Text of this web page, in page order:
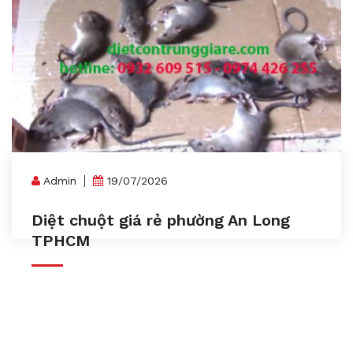
Admin 19/07/2026
Diệt chuột giá rẻ phường An Long
TPHCM